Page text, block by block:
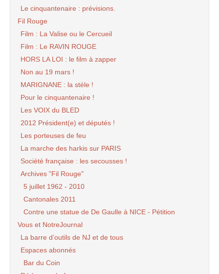
Le cinquantenaire : prévisions.
Fil Rouge
Film : La Valise ou le Cercueil
Film : Le RAVIN ROUGE
HORS LA LOI : le film à zapper
Non au 19 mars !
MARIGNANE : la stèle !
Pour le cinquantenaire !
Les VOIX du BLED
2012 Président(e) et députés !
Les porteuses de feu
La marche des harkis sur PARIS
Société française : les secousses !
Archives "Fil Rouge"
5 juillet 1962 - 2010
Cantonales 2011
Contre une statue de De Gaulle à NICE - Pétition
Vous et NotreJournal
La barre d’outils de NJ et de tous
Espaces abonnés
Bar du Coin